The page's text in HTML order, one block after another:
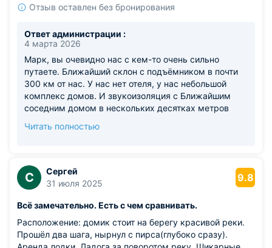
Из недостатков: звукоизоляция между номерами так
Отзыв оставлен без бронирования
Ответ администрации :
4 марта 2026
Марк, вы очевидно нас с кем-то очень сильно
путаете. Ближайший склон с подъёмником в почти
300 км от нас. У нас нет отеля, у нас небольшой
комплекс домов. И звукоизоляция с Ближайшим
соседним домом в нескольких десятках метров
относиться к отзывам в местах, где вы
Читать полностью
С
Сергей
31 июля 2025
9.8
Всё замечательно. Есть с чем сравнивать.
Расположение: домик стоит на берегу красивой реки.
Прошёл два шага, нырнул с пирса(глубоко сразу).